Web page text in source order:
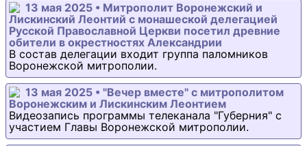
13 мая 2025 • Митрополит Воронежский и
Лискинский Леонтий с монашеской делегацией
Русской Православной Церкви посетил древние
обители в окрестностях Александрии
В состав делегации входит группа паломников
Воронежской митрополии.
13 мая 2025 • "Вечер вместе" с митрополитом
Воронежским и Лискинским Леонтием
Видеозапись программы телеканала "Губерния" с
участием Главы Воронежской митрополии.